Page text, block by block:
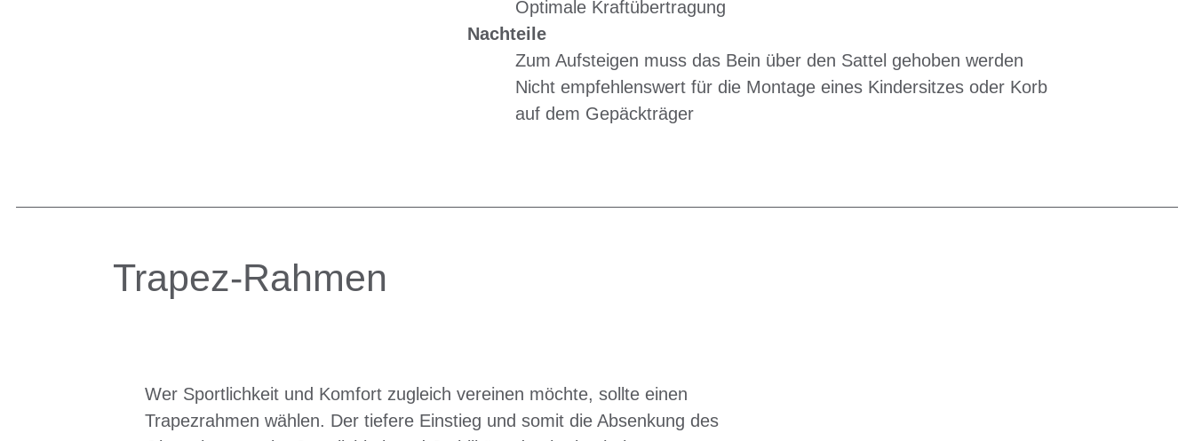
Optimale Kraftübertragung
Nachteile
Zum Aufsteigen muss das Bein über den Sattel gehoben werden
Nicht empfehlenswert für die Montage eines Kindersitzes oder Korb
auf dem Gepäckträger
Trapez-Rahmen
Wer Sportlichkeit und Komfort zugleich vereinen möchte, sollte einen
Trapezrahmen wählen. Der tiefere Einstieg und somit die Absenkung des